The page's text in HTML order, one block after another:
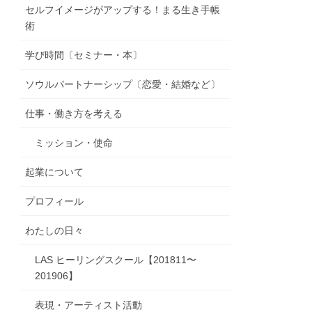
セルフイメージがアップする！まる生き手帳
術
学び時間〔セミナー・本〕
ソウルパートナーシップ〔恋愛・結婚など〕
仕事・働き方を考える
ミッション・使命
起業について
プロフィール
わたしの日々
LAS ヒーリングスクール【201811〜
201906】
表現・アーティスト活動